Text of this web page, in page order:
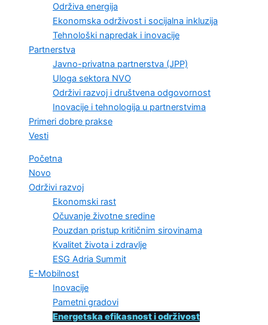
Održiva energija
Ekonomska održivost i socijalna inkluzija
Tehnološki napredak i inovacije
Partnerstva
Javno-privatna partnerstva (JPP)
Uloga sektora NVO
Održivi razvoj i društvena odgovornost
Inovacije i tehnologija u partnerstvima
Primeri dobre prakse
Vesti
Početna
Novo
Održivi razvoj
Ekonomski rast
Očuvanje životne sredine
Pouzdan pristup kritičnim sirovinama
Kvalitet života i zdravlje
ESG Adria Summit
E-Mobilnost
Inovacije
Pametni gradovi
Energetska efikasnost i održivost